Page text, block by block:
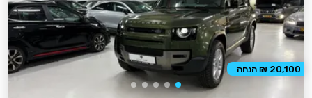
20,100 ₪ הנחה